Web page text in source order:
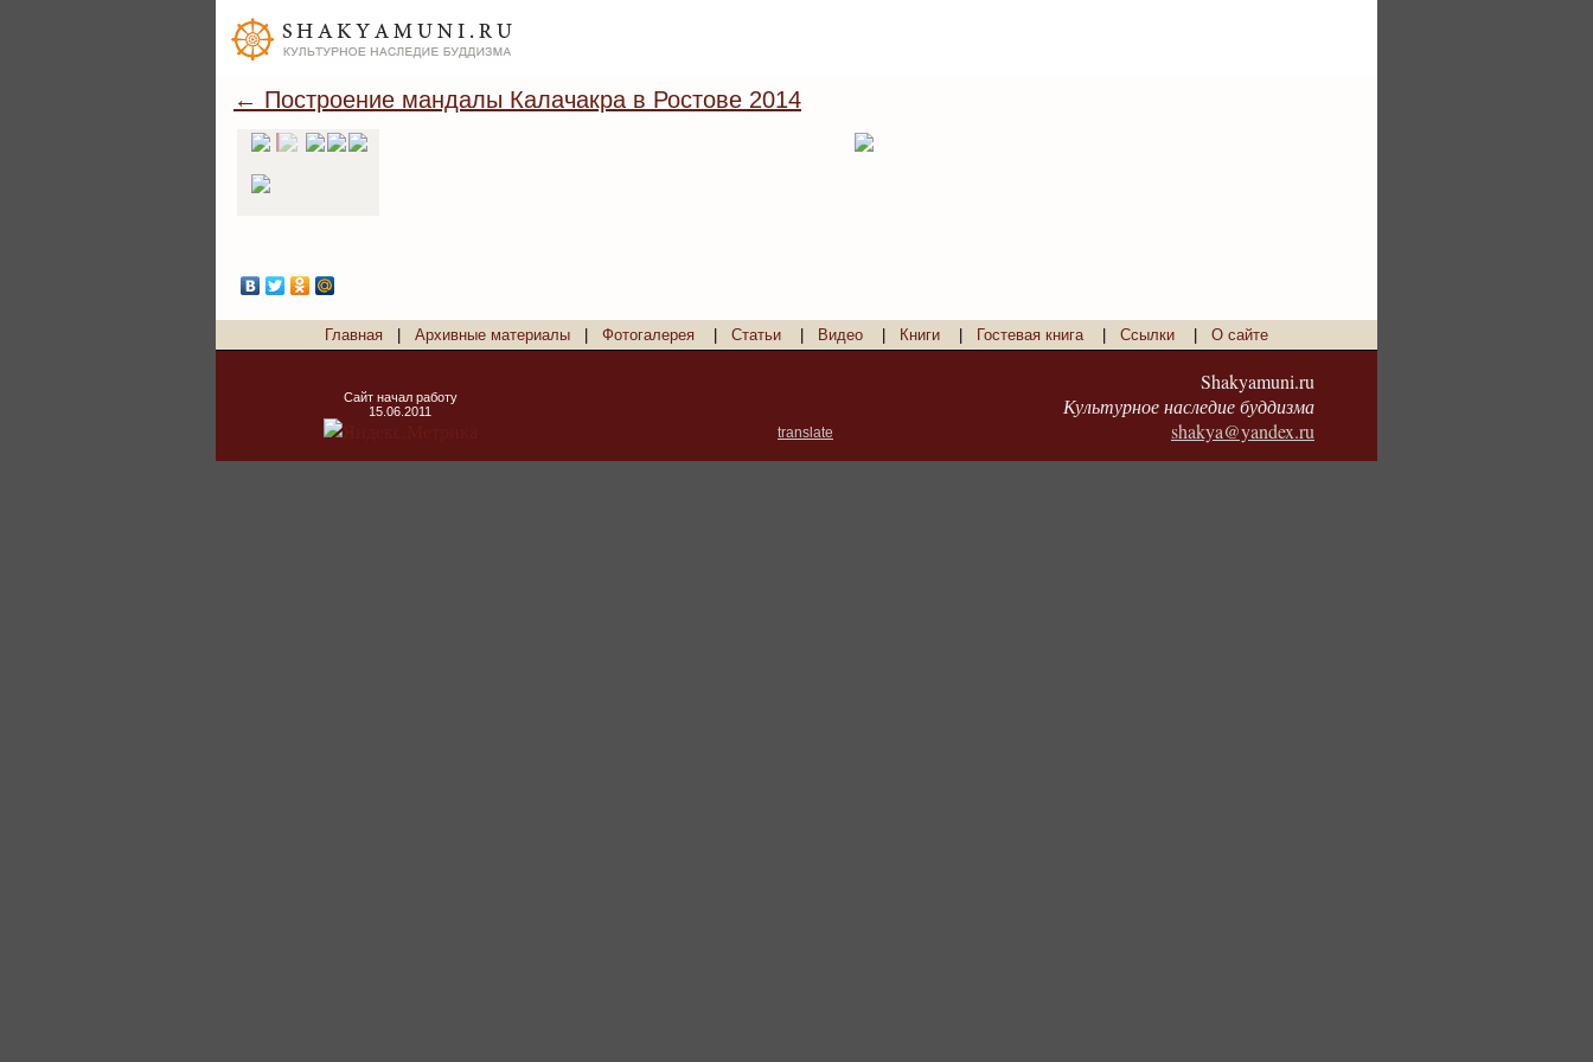
← Построение мандалы Калачакра в Ростове 2014
Главная Архивные материалы Фотогалерея Статьи Видео Книги Гостевая книга| Ссылки О сайте
Сайт начал работу
15.06.2011
translate
Shakyamuni.ru
Культурное наследие буддизма
shakya@yandex.ru